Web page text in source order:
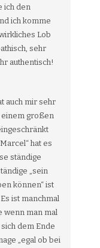
ich den
ich komme
Lob
sehr
authentisch!
auch mir sehr
einem großen
hat es
ständige
„sein
können“ ist
ist manchmal
wenn man mal
dem Ende
„egal ob bei